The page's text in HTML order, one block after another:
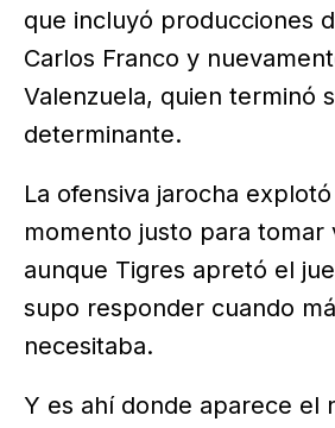
que incluyó producciones
Carlos Franco y
Valenzuela, quien terminó
determinante.
La ofensiva jarocha
momento justo para tomar
aunque Tigres apretó el
supo responder cuando
necesitaba.
Y es ahí donde aparece el